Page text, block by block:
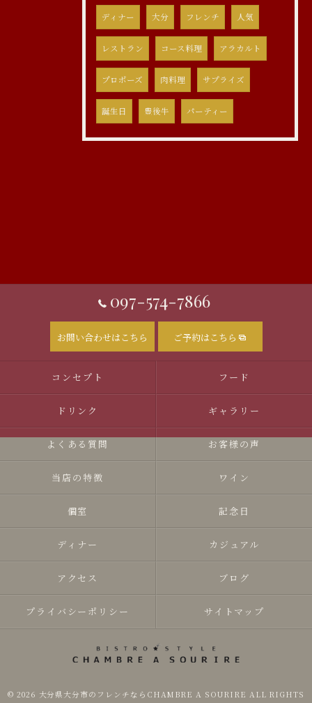
ディナー 大分 フレンチ 人気
レストラン コース料理 アラカルト
プロポーズ 肉料理 サプライズ
誕生日 豊後牛 パーティー
097-574-7866
お問い合わせはこちら ご予約はこちら
コンセプト フード
ドリンク ギャラリー
よくある質問 お客様の声
当店の特徴 ワイン
個室 記念日
ディナー カジュアル
アクセス ブログ
プライバシーポリシー サイトマップ
© 2026 大分県大分市のフレンチならCHAMBRE A SOURIRE ALL RIGHTS